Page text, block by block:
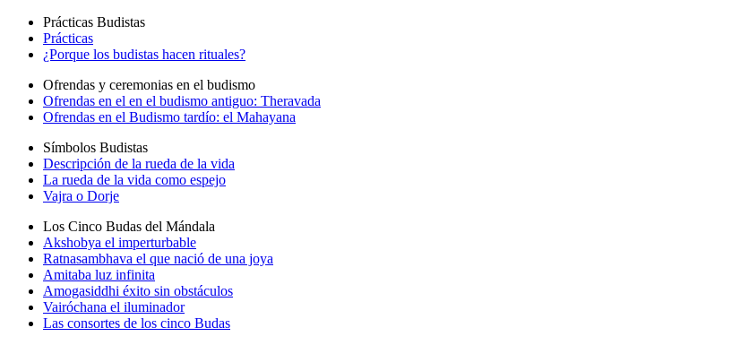
Prácticas Budistas
Prácticas
¿Porque los budistas hacen rituales?
Ofrendas y ceremonias en el budismo
Ofrendas en el en el budismo antiguo: Theravada
Ofrendas en el Budismo tardío: el Mahayana
Símbolos Budistas
Descripción de la rueda de la vida
La rueda de la vida como espejo
Vajra o Dorje
Los Cinco Budas del Mándala
Akshobya el imperturbable
Ratnasambhava el que nació de una joya
Amitaba luz infinita
Amogasiddhi éxito sin obstáculos
Vairóchana el iluminador
Las consortes de los cinco Budas